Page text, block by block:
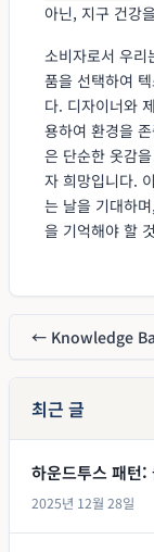
아닌, 지구 건강
소비자로서 우리
품을 선택하여
다. 디자이너와
용하여 환경을
은 단순한 옷감
자 희망입니다.
는 날을 기대하
을 기억해야 할
← Knowledge
최근 글
하운드투스 패턴:
2025년 12월 28일